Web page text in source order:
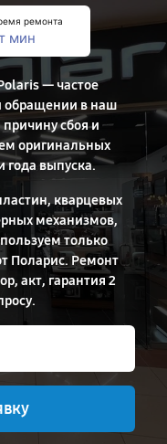
ремонта
мин
— частое
обращении в наш
сбоя и
оригинальных
года выпуска.
кварцевых
механизмов,
только
Поларис. Ремонт
акт, гарантия 2